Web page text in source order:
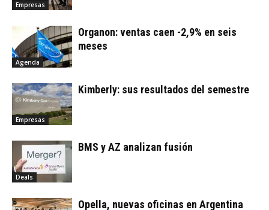
Empresas
Agenda
Organon: ventas caen -2,9% en seis
meses
Empresas
Kimberly: sus resultados del semestre
Deals
BMS y AZ analizan fusión
Opella, nuevas oficinas en Argentina